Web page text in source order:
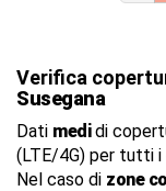
Verifica
Susegana
Dati medidi
(LTE/4G) per tutti i
Nel caso di zone